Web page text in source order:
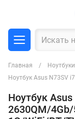
Главная
Ноутбук
2630QM/